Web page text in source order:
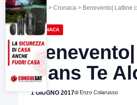
Home > Cronaca > Benevento| Lattine
CRONACA
Flans Te
1 GIUGNO 2017di Enzo Colarusso